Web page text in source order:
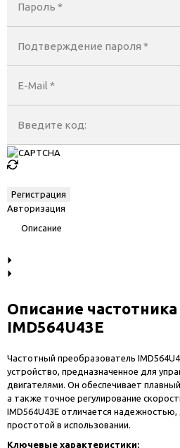
Пароль *
Подтверждение пароля *
E-Mail *
Введите код:
Авторизация
Описание
Описание
IMD564U43E
Частотный преобразователь
устройство, предназначенное для
двигателями. Он обеспечивает
а также точное регулирование
IMD564U43E отличается
простотой в использовании.
Ключевые характеристики: